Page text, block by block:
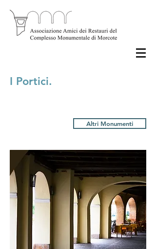
I Portici.
Altri Monumenti